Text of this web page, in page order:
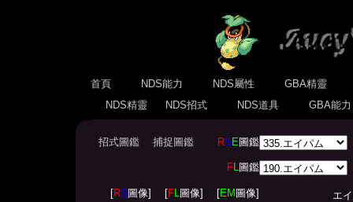
首頁 NDS能力 NDS屬性
GBA精靈
NDS精靈
NDS招式 NDS道具 GBA能
招式圖鑑 捕捉圖鑑 RS E圖鑑
FL圖鑑
[RS 圖像] [FL圖像] [EM 圖像] エイ